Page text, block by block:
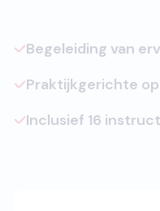
Begeleiding van
Praktijkgerichte
Inclusief 16